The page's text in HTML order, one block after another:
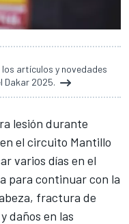
artículos y novedades
Dakar 2025.
lesión durante
el circuito Mantillo
varios días en el
para continuar con la
fractura de
daños en las